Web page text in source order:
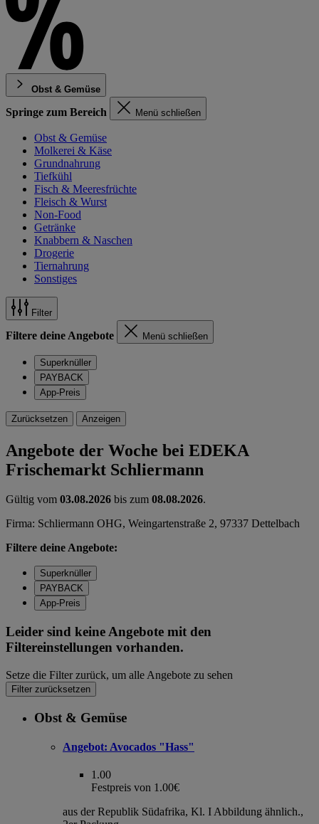
Obst & Gemüse
Springe zum Bereich Menü schließen
Obst & Gemüse
Molkerei & Käse
Grundnahrung
Tiefkühl
Fisch & Meeresfrüchte
Fleisch & Wurst
Non-Food
Getränke
Knabbern & Naschen
Drogerie
Tiernahrung
Sonstiges
Filter
Filtere deine Angebote Menü schließen
Superknüller
PAYBACK
App-Preis
Zurücksetzen Anzeigen
Angebote der Woche bei EDEKA
Frischemarkt Schliermann
Gültig vom 03.08.2026 bis zum 08.08.2026.
Firma: Schliermann OHG, Weingartenstraße 2, 97337 Dettelbach
Filtere deine Angebote:
Superknüller
PAYBACK
App-Preis
Leider sind keine Angebote mit den
Filtereinstellungen vorhanden.
Setze die Filter zurück, um alle Angebote zu sehen
Filter zurücksetzen
Obst & Gemüse
Angebot: Avocados "Hass"
1.00
Festpreis von 1.00€
aus der Republik Südafrika, Kl. I Abbildung ähnlich.,